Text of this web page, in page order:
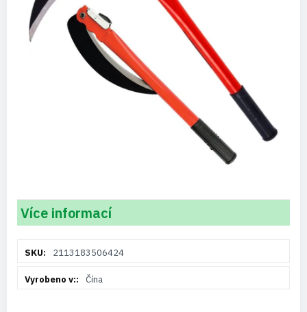
Více informací
informací2113183506424
Čína